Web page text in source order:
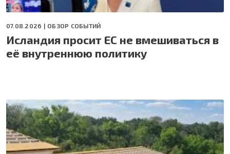
07.08.2026 | ОБЗОР СОБЫТИЙ
Исландия просит ЕС не вмешиваться в
её внутреннюю политику